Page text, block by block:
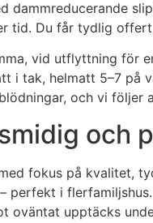
dammreducerande
tid. Du får tydlig
vid utflyttning för
i tak, helmatt 5–7
och vi
och
fokus på kvalitet,
perfekt i
oväntat upptäcks